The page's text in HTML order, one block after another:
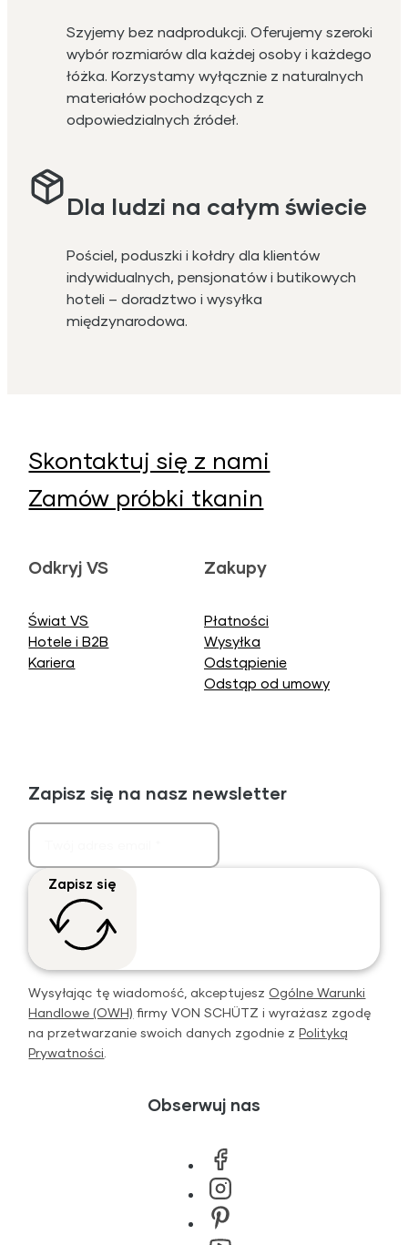
Szyjemy bez nadprodukcji. Oferujemy szeroki
wybór rozmiarów dla każdej osoby i każdego
łóżka. Korzystamy wyłącznie z naturalnych
materiałów pochodzących z
odpowiedzialnych źródeł.
Dla ludzi na całym świecie
Pościel, poduszki i kołdry dla klientów
indywidualnych, pensjonatów i butikowych
hoteli – doradztwo i wysyłka
międzynarodowa.
Skontaktuj się z nami
Zamów próbki tkanin
Odkryj VS
Świat VS
Hotele i B2B
Kariera
Zakupy
Płatności
Wysyłka
Odstąpienie
Odstąp od umowy
Zapisz się na nasz newsletter
Zapisz się
Wysyłając tę wiadomość, akceptujeszOgólne Warunki
Handlowe (OWH) firmy VON SCHÜTZ i wyrażasz zgodę
na przetwarzanie swoich danych zgodnie zPolityką
Prywatności.
Obserwuj nas